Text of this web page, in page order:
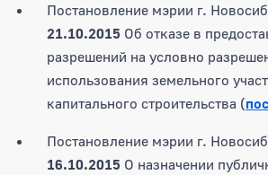
Постановление мэрии г.
21.10.2015 Об отказе в
разрешений на условно
использования земельного
капитального строительства (
Постановление мэрии г.
16.10.2015 О назначении